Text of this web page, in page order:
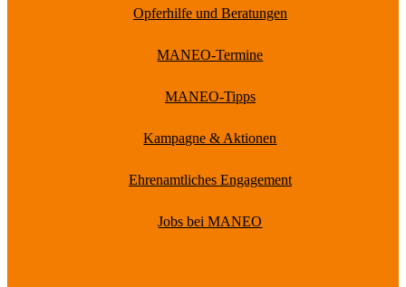
Opferhilfe und Beratungen
MANEO-Termine
MANEO-Tipps
Kampagne & Aktionen
Ehrenamtliches Engagement
Jobs bei MANEO